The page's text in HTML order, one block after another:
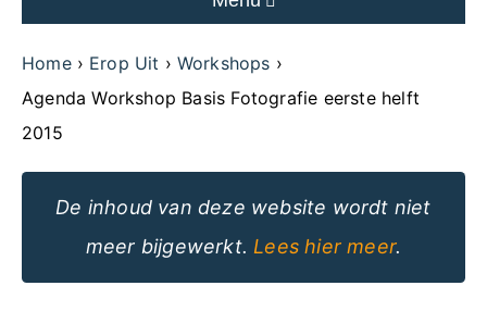
Home Erop Uit
Workshops
Agenda Workshop Basis Fotografie eerste helft
2015
De inhoud van deze website wordt niet
meer bijgewerkt. Lees hier meer.